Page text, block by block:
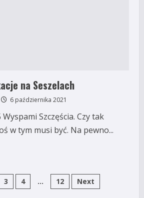
na Seszelach
6 października 2021
Szczęścia. Czy tak
w tym musi być. Na pewno...
3 4 … 12 Next